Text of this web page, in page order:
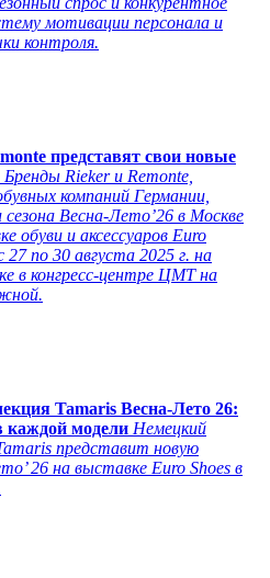
мотивации персонала и
контроля.
представят свои новые
Бренды Rieker и Remonte,
компаний Германии,
сезона Весна-Лето’26 в Москве
обуви и аксессуаров Euro
по 30 августа 2025 г. на
в конгресс-центре ЦМТ на
Tamaris Весна-Лето 26:
каждой модели Немецкий
представит новую
26 на выставке Euro Shoes в